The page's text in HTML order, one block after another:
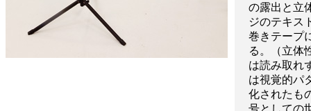
の露出と立
ジのテキス
巻きテープ
る。（立体
は読み取れ
は視覚的パ
化されたも
号としての